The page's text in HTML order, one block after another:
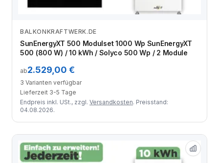
Zum Angebot
BALKONKRAFTWERK.DE
SunEnergyXT 500 Modulset 1000 Wp SunEnergyXT
500 (800 W) / 10 kWh / Solyco 500 Wp / 2 Module
ab2.529,00 €
3 Varianten verfügbar
Lieferzeit 3-5 Tage
Endpreis inkl. USt., zzgl. Versandkosten. Preisstand:
04.08.2026.